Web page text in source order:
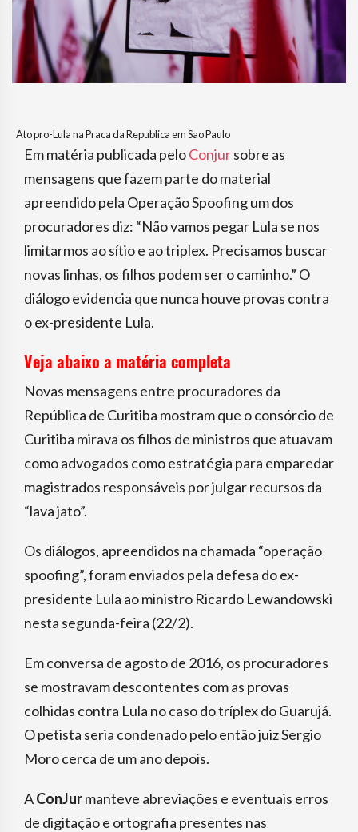
Ato pro-Lula na Praca da Republica em Sao Paulo
Em matéria publicada peloConjursobre as
mensagens que fazem parte do material
apreendido pela Operação Spoofing um dos
procuradores diz: “Não vamos pegar Lula se nos
limitarmos ao sítio e ao triplex. Precisamos buscar
novas linhas, os filhos podem ser o caminho.” O
diálogo evidencia que nunca houve provas contra
o ex-presidente Lula.
Veja abaixo a matéria completa
Novas mensagens entre procuradores da
República de Curitiba mostram que o consórcio de
Curitiba mirava os filhos de ministros que atuavam
como advogados como estratégia para emparedar
magistrados responsáveis por julgar recursos da
“lava jato”.
Os diálogos, apreendidos na chamada “operação
spoofing”, foram enviados pela defesa do ex-
presidente Lula ao ministro Ricardo Lewandowski
nesta segunda-feira (22/2).
Em conversa de agosto de 2016, os procuradores
se mostravam descontentes com as provas
colhidas contra Lula no caso do tríplex do Guarujá.
O petista seria condenado pelo então juiz Sergio
Moro cerca de um ano depois.
AConJurmanteve abreviações e eventuais erros
de digitação e ortografia presentes nas